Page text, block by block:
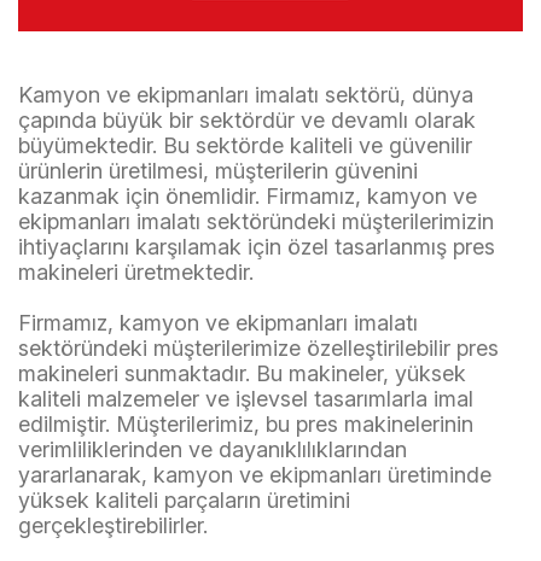
Kamyon ve ekipmanları imalatı sektörü, dünya
çapında büyük bir sektördür ve devamlı olarak
büyümektedir. Bu sektörde kaliteli ve güvenilir
ürünlerin üretilmesi, müşterilerin güvenini
kazanmak için önemlidir. Firmamız, kamyon ve
ekipmanları imalatı sektöründeki müşterilerimizin
ihtiyaçlarını karşılamak için özel tasarlanmış pres
makineleri üretmektedir.
Firmamız, kamyon ve ekipmanları imalatı
sektöründeki müşterilerimize özelleştirilebilir pres
makineleri sunmaktadır. Bu makineler, yüksek
kaliteli malzemeler ve işlevsel tasarımlarla imal
edilmiştir. Müşterilerimiz, bu pres makinelerinin
verimliliklerinden ve dayanıklılıklarından
yararlanarak, kamyon ve ekipmanları üretiminde
yüksek kaliteli parçaların üretimini
gerçekleştirebilirler.